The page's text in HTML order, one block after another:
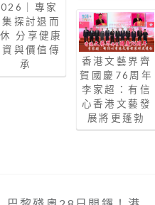
｜專家
集探討退而
分享健康
資與價值傳
承
香港文藝界齊
賀國慶76周年
李家超：有信
心香港文藝發
展將更蓬勃